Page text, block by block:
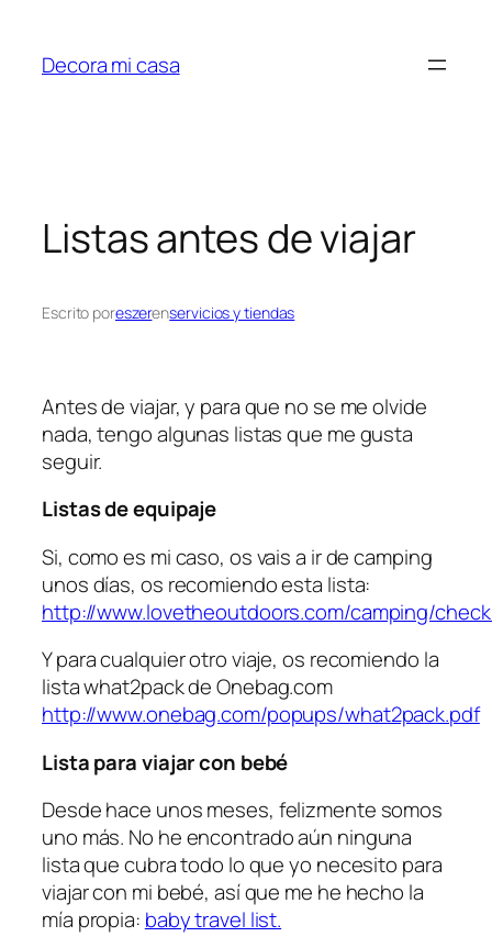
contenido
Decora mi casa
Listas antes de viajar
Escrito poreszerenservicios y tiendas
Antes de viajar, y para que no se me olvide
nada, tengo algunas listas que me gusta
seguir.
Listas de equipaje
Si, como es mi caso, os vais a ir de camping
unos días, os recomiendo esta lista:
http://www.lovetheoutdoors.com/camping/
Y para cualquier otro viaje, os recomiendo la
lista what2pack de Onebag.com
http://www.onebag.com/popups/what2pack.pdf
Lista para viajar con bebé
Desde hace unos meses, felizmente somos
uno más. No he encontrado aún ninguna
lista que cubra todo lo que yo necesito para
viajar con mi bebé, así que me he hecho la
mía propia: baby travel list.